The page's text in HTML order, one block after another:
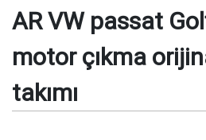
AR VW passat
motor çıkma
takımı